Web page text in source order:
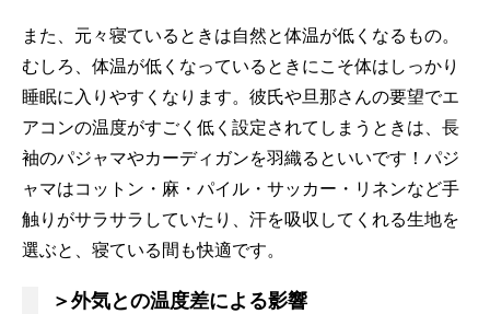
また、元々寝ているときは自然と体温が低くなるもの。
むしろ、体温が低くなっているときにこそ体はしっかり
睡眠に入りやすくなります。彼氏や旦那さんの要望でエ
アコンの温度がすごく低く設定されてしまうときは、長
袖のパジャマやカーディガンを羽織るといいです！パジ
ャマはコットン・麻・パイル・サッカー・リネンなど手
触りがサラサラしていたり、汗を吸収してくれる生地を
選ぶと、寝ている間も快適です。
＞外気との温度差による影響